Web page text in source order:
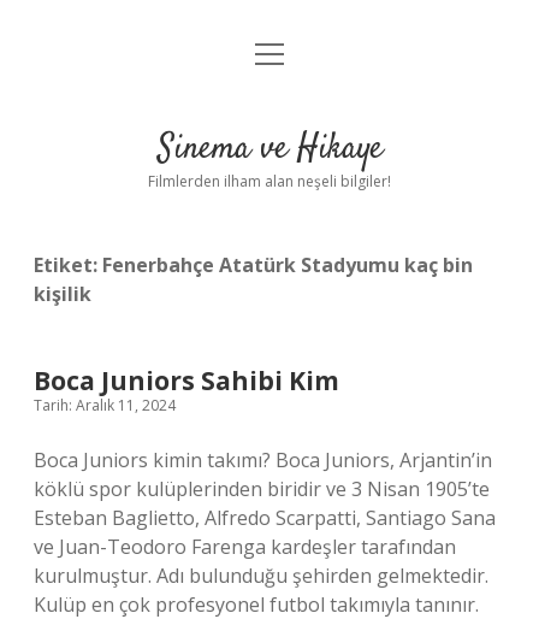
Gizlilik Politikası
Yasal Uyarı
menüyü
Sinema ve Hikaye
Filmlerden ilham alan neşeli bilgiler!
Etiket: Fenerbahçe Atatürk Stadyumu kaç bin
kişilik
Boca Juniors Sahibi Kim
Tarih: Aralık 11, 2024
Boca Juniors kimin takımı? Boca Juniors, Arjantin’in
köklü spor kulüplerinden biridir ve 3 Nisan 1905’te
Esteban Baglietto, Alfredo Scarpatti, Santiago Sana
ve Juan-Teodoro Farenga kardeşler tarafından
kurulmuştur. Adı bulunduğu şehirden gelmektedir.
Kulüp en çok profesyonel futbol takımıyla tanınır.